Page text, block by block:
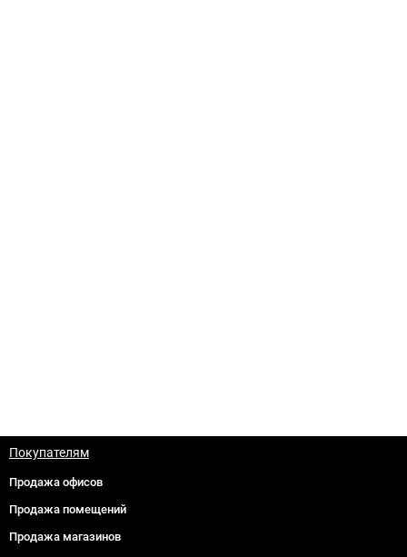
Покупателям
Продажа офисов
Продажа помещений
Продажа магазинов